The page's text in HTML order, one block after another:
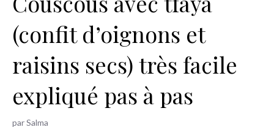
h
r
(confit d’oignons et
raisins secs) très facile
expliqué pas à pas
parSalma